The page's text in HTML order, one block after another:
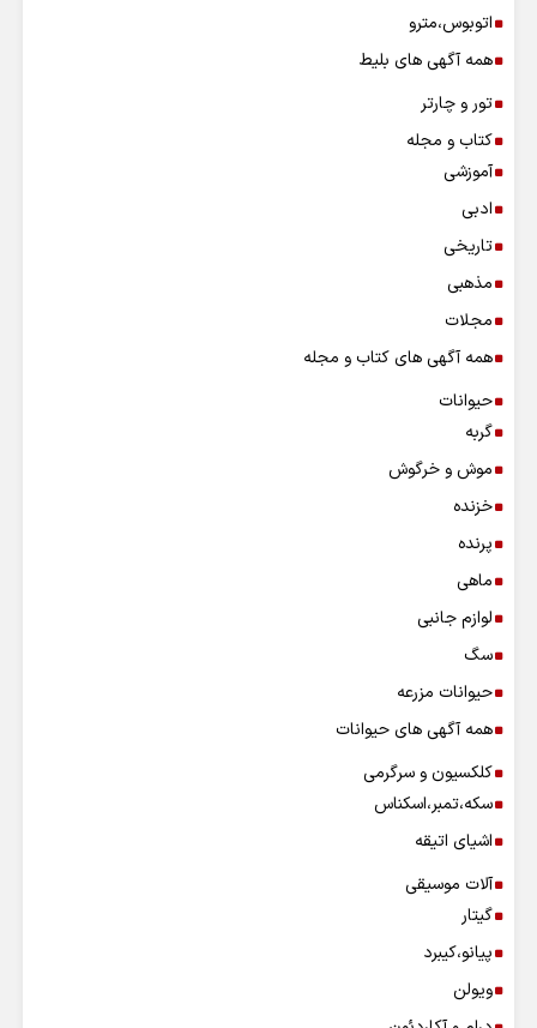
اتوبوس،مترو
همه آگهی های بلیط
تور و چارتر
کتاب و مجله
آموزشی
ادبی
تاریخی
مذهبی
مجلات
همه آگهی های کتاب و مجله
حیوانات
گربه
موش و خرگوش
خزنده
پرنده
ماهی
لوازم جانبی
سگ
حیوانات مزرعه
همه آگهی های حیوانات
کلکسیون و سرگرمی
سکه،تمبر،اسکناس
اشیای اتیقه
آلات موسیقی
گیتار
پیانو،کیبرد
ویولن